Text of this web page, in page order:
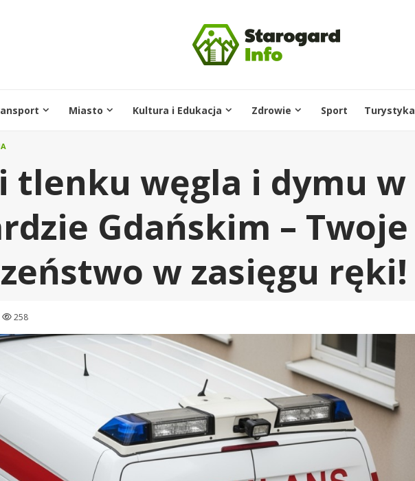
Miasto Kultura i Edukacja Zdrowie Sport Turystyka
tlenku węgla i dymu w
Gdańskim – Twoje
w zasięgu ręki!
258